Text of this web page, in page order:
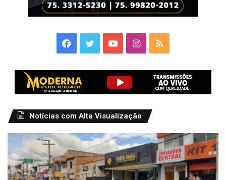
Facebook
TwitterYouTubeInstagram
RSS
Notícias com Alta Visualização